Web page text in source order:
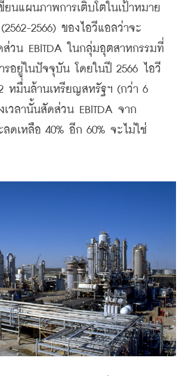
ยนแผนภาพการเติบโตในเป้าหมาย
(2562-2566) ของไอวีแอลว่าจะ
ส่วน EBITDA
ในกลุ่มอุตสาหกรรมที่
รอยู่ในปัจจุบัน โดยในปี 2566
ไอวี
หมื่นล้านเหรียญสหรัฐฯ (กว่า
เวลานั้นสัดส่วน EBITDA จาก
ลดเหลือ 40% อีก 60% จะไม่ใช่